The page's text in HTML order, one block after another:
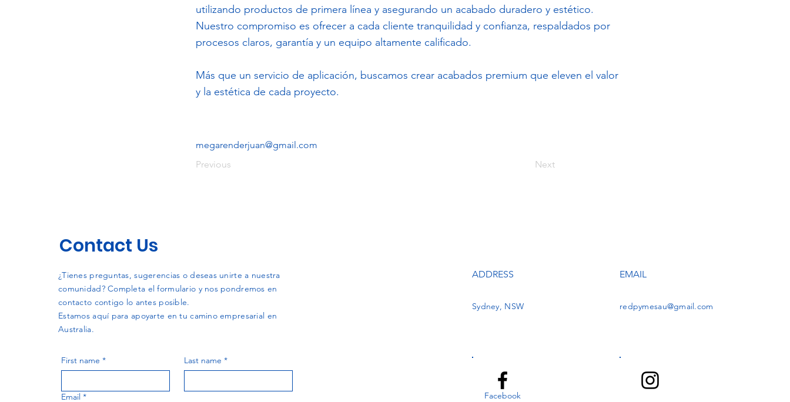
utilizando productos de primera línea y asegurando un acabado duradero y estético.
Nuestro compromiso es ofrecer a cada cliente tranquilidad y confianza, respaldados por
procesos claros, garantía y un equipo altamente calificado.
Más que un servicio de aplicación, buscamos crear acabados premium que eleven el valor
y la estética de cada proyecto.
megarenderjuan@gmail.com
Previous
Next
Contact Us
¿Tienes preguntas, sugerencias o deseas unirte a nuestra
comunidad? Completa el formulario y nos pondremos en
contacto contigo lo antes posible.
Estamos aquí para apoyarte en tu camino empresarial en
Australia.
First name * Last name *
Email *
ADDRESS
Sydney, NSW
EMAIL
redpymesau@gmail.com
Facebook